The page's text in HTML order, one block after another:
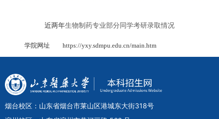
近两年生物制药专业部分同学考研录取情况
学院网址 https://yxy.sdmpu.edu.cn/main.htm
烟台校区：山东省烟台市莱山区港城东大街318号